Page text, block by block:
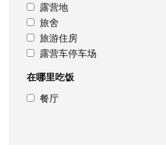
露营地
旅舍
旅游住房
露营车停车场
在哪里吃饭
餐厅